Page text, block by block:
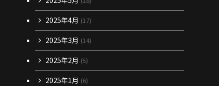
2025年4月 (17)
2025年3月 (14)
2025年2月 (5)
2025年1月 (6)